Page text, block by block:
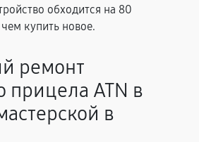
обходится на 80
купить новое.
ремонт
прицела ATN в
в